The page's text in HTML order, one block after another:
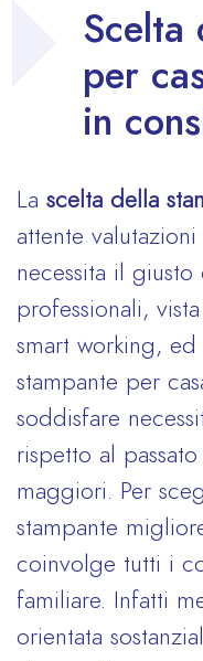
Scelta
per
in
La scelta della
attente
necessita il giusto
professionali,
smart working, ed
stampante per
soddisfare
rispetto al
maggiori. Per
stampante
coinvolge tutti i
familiare. Infatti
orientata